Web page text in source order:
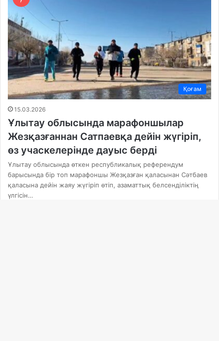
Қоғам
15.03.2026
Ұлытау облысында марафоншылар
Жезқазғаннан Сатпаевқа дейін жүгіріп,
өз учаскелерінде дауыс берді
Ұлытау облысында өткен республикалық референдум
барысында бір топ марафоншы Жезқазған қаласынан Сәтбаев
қаласына дейін жаяу жүгіріп өтіп, азаматтық белсенділіктің
үлгісін…